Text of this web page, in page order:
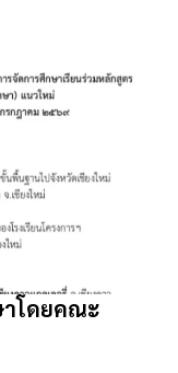
าโดยคณะ